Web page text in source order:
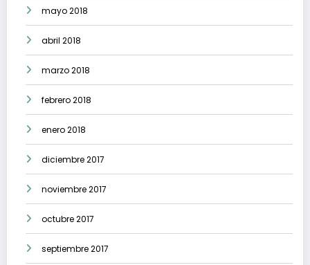
mayo 2018
abril 2018
marzo 2018
febrero 2018
enero 2018
diciembre 2017
noviembre 2017
octubre 2017
septiembre 2017